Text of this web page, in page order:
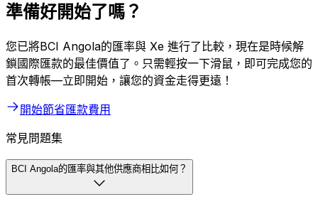
準備好開始了嗎？
您已將BCI Angola的匯率與 Xe 進行了比較，現在是時候解
鎖國際匯款的最佳價值了。只需輕按一下滑鼠，即可完成您的
首次轉帳—立即開始，讓您的資金走得更遠！
開始節省匯款費用
常見問題集
BCI Angola的匯率與其他供應商相比如何？